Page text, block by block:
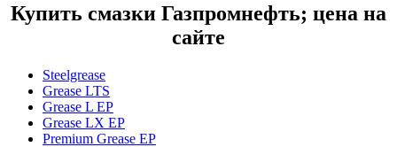
Купить смазки Газпромнефть; цена на
сайте
Steelgrease
Grease LTS
Grease L EP
Grease LX EP
Premium Grease EP